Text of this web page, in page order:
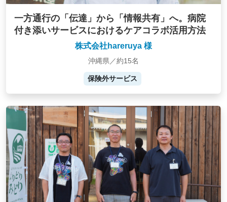
一方通行の「伝達」から「情報共有」へ。病院
付き添いサービスにおけるケアコラボ活用方法
株式会社hareruya 様
沖縄県／約15名
保険外サービス